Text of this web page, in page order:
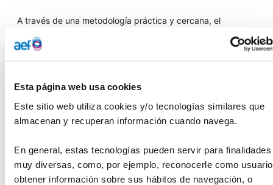
Esta página web usa cookies
Este sitio web utiliza cookies y/o tecnologías similares que
almacenan y recuperan información cuando navega.
En general, estas tecnologías pueden servir para finalidades
muy diversas, como, por ejemplo, reconocerle como
obtener información sobre sus hábitos de navegación, o
A través de una metodología práctica y cercana, el
programa brinda
acompañamiento, formación y recursos
que permiten a los participantes formarse y poner en
marcha proyectos con impacto real en sus comunidades
Infórmate en Reto Rural - Fundación UNED
impulsa tu crecimiento personal y profesional y contribuye
a un futuro más dinámico, sostenible e inclusivo para el
medio rural.